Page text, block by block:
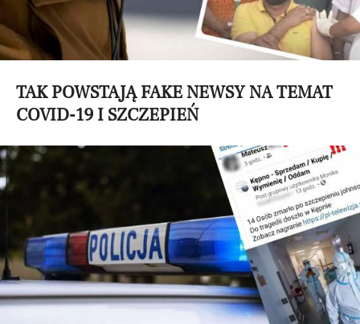
TAK POWSTAJĄ FAKE NEWSY NA TEMAT
COVID-19 I SZCZEPIEŃ